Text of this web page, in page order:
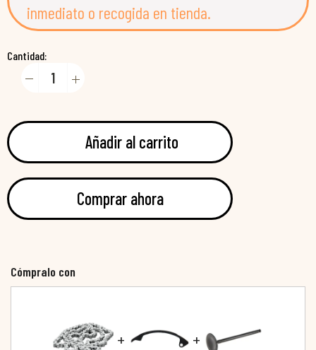
inmediato o recogida en tienda.
Cantidad:
Añadir al carrito
Comprar ahora
Cómpralo con
+ +